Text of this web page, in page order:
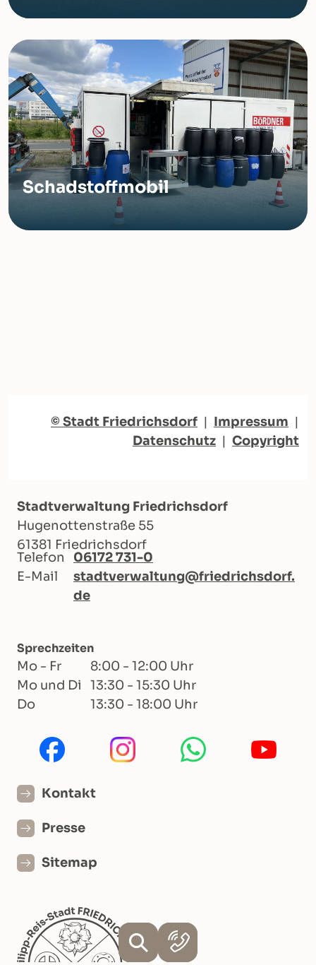
Schadstoffmobil
© Stadt Friedrichsdorf | Impressum |
Datenschutz | Copyright
Stadtverwaltung Friedrichsdorf
Hugenottenstraße 55
61381 Friedrichsdorf
Telefon
06172 731-0
E-Mail
stadtverwaltung@friedrichsdorf.
de
Sprechzeiten
Mo - Fr
8:00 - 12:00 Uhr
Mo und Di
13:30 - 15:30 Uhr
Do
13:30 - 18:00 Uhr
Kontakt
Presse
Sitemap